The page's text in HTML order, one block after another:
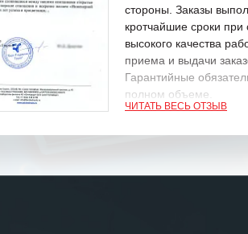
стороны. Заказы
кротчайшие сроки
высокого качества
приема и выдачи
Гарантийные
полном объеме.
ЧИТАТЬ ВЕСЬ ОТЗЫВ